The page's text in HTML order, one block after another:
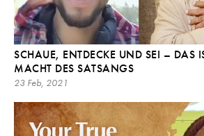
SCHAUE, ENTDECKE UND SEI – DAS
MACHT DES SATSANGS
23 Feb, 2021